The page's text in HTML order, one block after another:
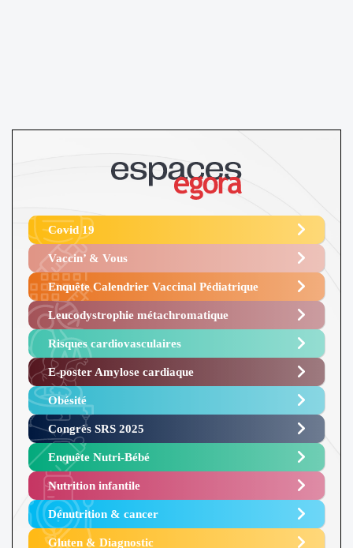
Covid 19
Vaccin’ & Vous
Enquête Calendrier Vaccinal Pédiatrique
Leucodystrophie métachromatique
Risques cardiovasculaires
E-poster Amylose cardiaque ​
Obésité ​
Congrès SRS 2025 ​
Enquête Nutri-Bébé ​
Nutrition infantile
Dénutrition & cancer
Gluten & Diagnostic